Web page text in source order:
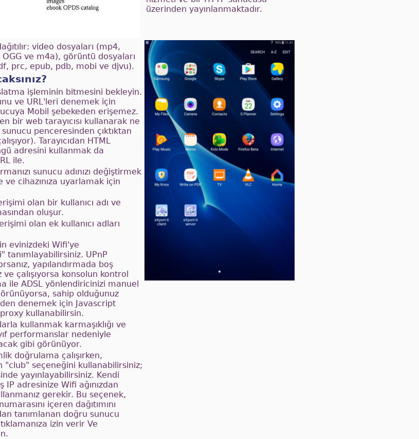
üzerinden yayınlanmaktadır.
video dosyaları (mp4,
OGG ve m4a), görüntü dosyaları
prc, epub, pdb, mobi ve djvu).
işleminin bitmesini bekleyin.
ve URL'leri denemek için
Mobil şebekeden erişemez.
bir web tarayıcısı kullanarak ne
sunucu penceresinden çıktıktan
Tarayıcıdan HTML
adresini kullanmak da
ile.
sunucu adınızı değiştirmek
cihazınıza uyarlamak için
olan bir kullanıcı adı ve
oluşur.
olan ek kullanıcı adları
evinizdeki Wifi'ye
tanımlayabilirsiniz. UPnP
yapılandırmada boş
çalışıyorsa konsolun kontrol
ile ADSL yönlendiricinizi manuel
sahip olduğunuz
denemek için Javascript
kullanabilirsin.
kullanmak karmaşıklığı ve
performanslar nedeniyle
gibi görünüyor.
doğrulama çalışırken,
seçeneğini kullanabilirsiniz;
yayınlayabilirsiniz. Kendi
adresinize Wifi ağınızdan
gerekir. Bu seçenek,
içeren dağıtımını
tanımlanan doğru sunucu
izin verir Ve